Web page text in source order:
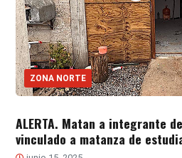
ZONA NORTE
ALERTA. Matan a integrante
vinculado a matanza de